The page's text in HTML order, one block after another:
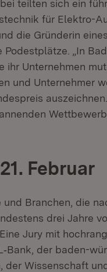
teilten sich ein
für Elektro-
die Gründerin eines
„In
ihr Unternehmen
und Unternehmer
Februar
Branchen, die
drei Jahre
Jury mit
der baden-
Wissenschaft